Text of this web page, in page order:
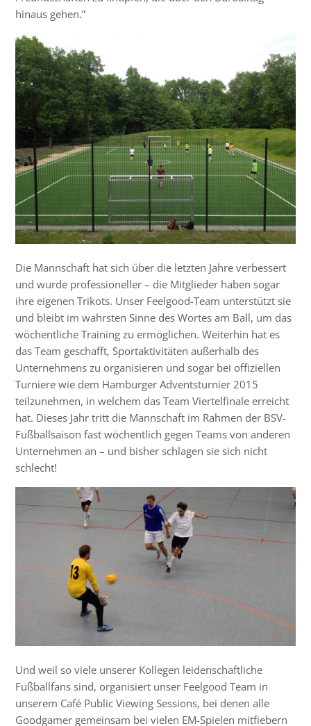
hinaus gehen.”
Die Mannschaft hat sich über die letzten Jahre verbessert
und wurde professioneller – die Mitglieder haben sogar
ihre eigenen Trikots. Unser Feelgood-Team unterstützt sie
und bleibt im wahrsten Sinne des Wortes am Ball, um das
wöchentliche Training zu ermöglichen. Weiterhin hat es
das Team geschafft, Sportaktivitäten außerhalb des
Unternehmens zu organisieren und sogar bei offiziellen
Turniere wie dem Hamburger Adventsturnier 2015
teilzunehmen, in welchem das Team Viertelfinale erreicht
hat. Dieses Jahr tritt die Mannschaft im Rahmen der BSV-
Fußballsaison fast wöchentlich gegen Teams von anderen
Unternehmen an – und bisher schlagen sie sich nicht
schlecht!
Und weil so viele unserer Kollegen leidenschaftliche
Fußballfans sind, organisiert unser Feelgood Team in
unserem Café Public Viewing Sessions, bei denen alle
Goodgamer gemeinsam bei vielen EM-Spielen mitfiebern